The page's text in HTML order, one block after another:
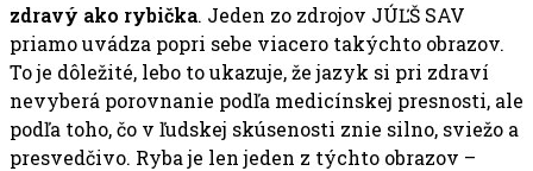
zdravý ako rybička. Jeden zo zdrojov JÚĽŠ SAV
priamo uvádza popri sebe viacero takýchto obrazov.
To je dôležité, lebo to ukazuje, že jazyk si pri zdraví
nevyberá porovnanie podľa medicínskej presnosti, ale
podľa toho, čo v ľudskej skúsenosti znie silno, sviežo a
presvedčivo. Ryba je len jeden z týchto obrazov –